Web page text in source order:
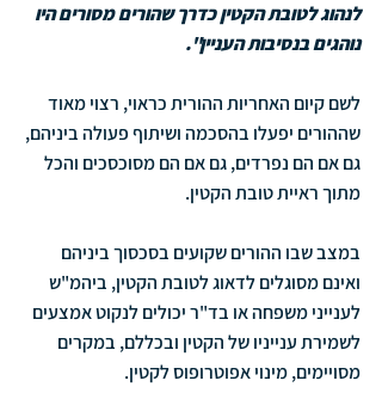
לנהוג לטובת הקטין כדרך שהורים מסורים היו
נוהגים בנסיבות העניין".
לשם קיום האחריות ההורית כראוי, רצוי מאוד
שההורים יפעלו בהסכמה ושיתוף פעולה ביניהם,
גם אם הם נפרדים, גם אם הם מסוכסכים והכל
מתוך ראיית טובת הקטין.
במצב שבו ההורים שקועים בסכסוך ביניהם
ואינם מסוגלים לדאוג לטובת הקטין, ביהמ"ש
לענייני משפחה או בד"ר יכולים לנקוט אמצעים
לשמירת ענייניו של הקטין ובכללם, במקרים
מסויימים, מינוי אפוטרופוס לקטין.